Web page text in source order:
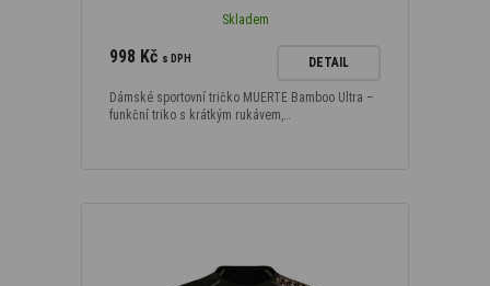
Skladem
998 Kč s DPH DETAIL
Dámské sportovní tričko MUERTE Bamboo Ultra –
funkční triko s krátkým rukávem,…